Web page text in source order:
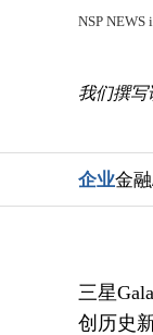
NSP NEWS
我们撰写
企业金
三星
创历史